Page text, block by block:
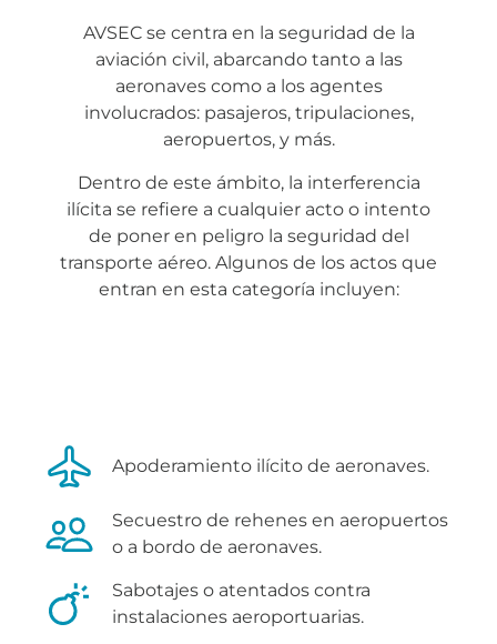
AVSEC se centra en la seguridad de la
aviación civil, abarcando tanto a las
aeronaves como a los agentes
involucrados: pasajeros, tripulaciones,
aeropuertos, y más.
Dentro de este ámbito, la interferencia
ilícita se refiere a cualquier acto o intento
de poner en peligro la seguridad del
transporte aéreo. Algunos de los actos que
entran en esta categoría incluyen:
Apoderamiento ilícito de aeronaves.
Secuestro de rehenes en aeropuertos
o a bordo de aeronaves.
Sabotajes o atentados contra
instalaciones aeroportuarias.